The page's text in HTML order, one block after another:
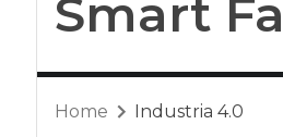
Smart
Home Industria 4.0